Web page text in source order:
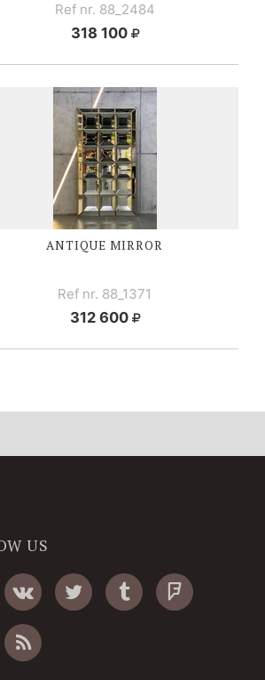
Ref nr. 88_2484
318 100
ANTIQUE MIRROR
Ref nr. 88_1371
312 600
US